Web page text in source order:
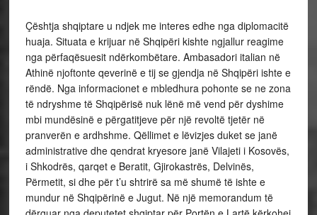
Çështja shqiptare u ndjek me interes edhe nga diplomacitë
huaja. Situata e krijuar në Shqipëri kishte ngjallur reagime
nga përfaqësuesit ndërkombëtare. Ambasadori italian në
Athinë njoftonte qeverinë e tij se gjendja në Shqipëri ishte e
rëndë. Nga informacionet e mbledhura pohonte se ne zona
të ndryshme të Shqipërisë nuk lënë më vend për dyshime
mbi mundësinë e përgatitjeve për një revoltë tjetër në
pranverën e ardhshme. Qëllimet e lëvizjes duket se janë
administrative dhe qendrat kryesore janë Vilajeti i Kosovës,
i Shkodrës, qarqet e Beratit, Gjirokastrës, Delvinës,
Përmetit, si dhe për t’u shtrirë sa më shumë të ishte e
mundur në Shqipërinë e Jugut. Në një memorandum të